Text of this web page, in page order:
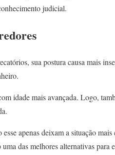
judicial.
sua postura causa mais
idade mais avançada. Logo,
apenas deixam a situação mais
das melhores alternativas para